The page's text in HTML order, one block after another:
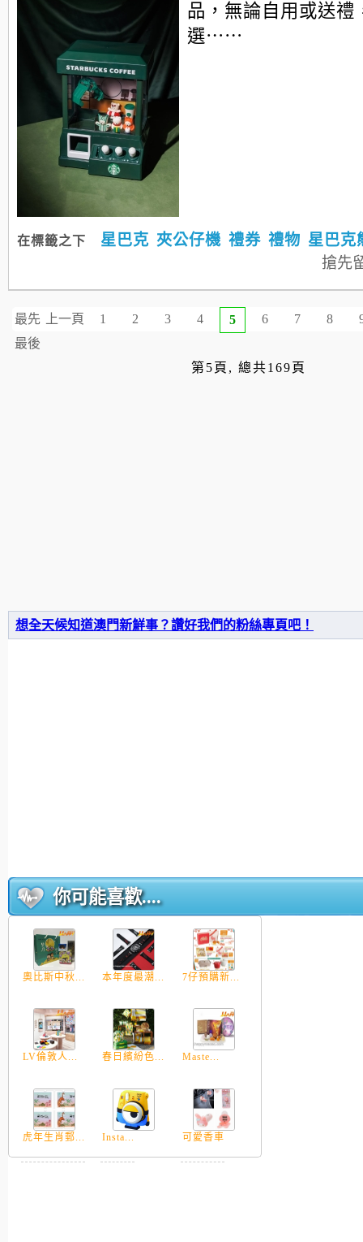
品，無論自用或送禮
選⋯⋯
在標籤之下 星巴克 夾公仔機 禮券 禮物 星巴克
搶先
最先 上一頁 1 2 3 4 5 6 7 8
最後
第5頁, 總共169頁
想全天候知道澳門新鮮事？讚好我們的粉絲專頁吧！
你可能喜歡....
奧比斯中秋... 本年度最潮... 7仔預購新...
LV倫敦人... 春日繽紛色... Maste...
虎年生肖郵... Insta... 可愛香車